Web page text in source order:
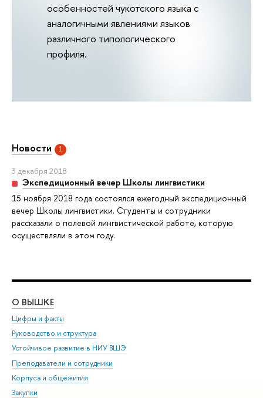
Новости 1
3 декабря 2018
Экспедиционный вечер Школы лингвистики
15 ноября 2018 года состоялся ежегодный экспедиционный
вечер Школы лингвистики. Студенты и сотрудники
рассказали о полевой лингвистической работе, которую
осуществляли в этом году.
особенностей чукотского языка с
аналогичными явлениями языков
различного типологического
профиля.
О ВЫШКЕ
Цифры и факты
Руководство и структура
Устойчивое развитие в НИУ ВШЭ
Преподаватели и сотрудники
Корпуса и общежития
Закупки